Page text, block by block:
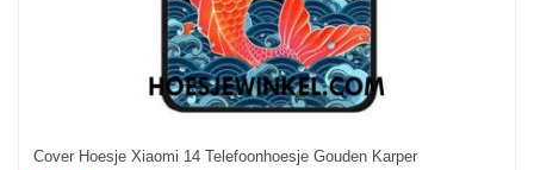
Cover Hoesje Xiaomi 14 Telefoonhoesje Gouden Karper